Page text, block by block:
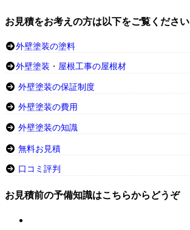
お見積をお考えの方は以下をご覧ください
外壁塗装の塗料
外壁塗装・屋根工事の屋根材
外壁塗装の保証制度
外壁塗装の費用
外壁塗装の知識
無料お見積
口コミ評判
お見積前の予備知識はこちらからどうぞ